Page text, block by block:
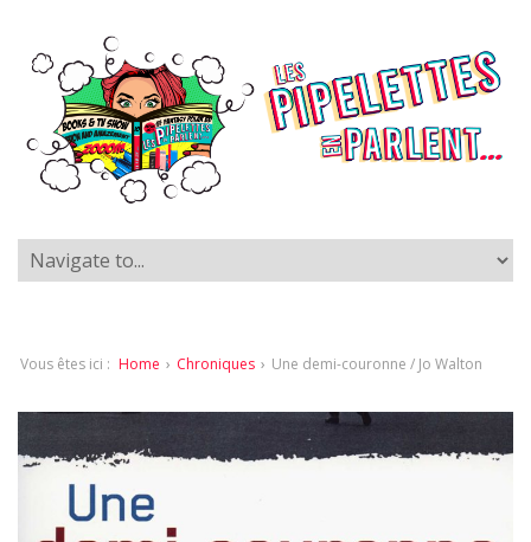
Vous êtes ici : Home › Chroniques › Une demi-couronne / Jo Walton